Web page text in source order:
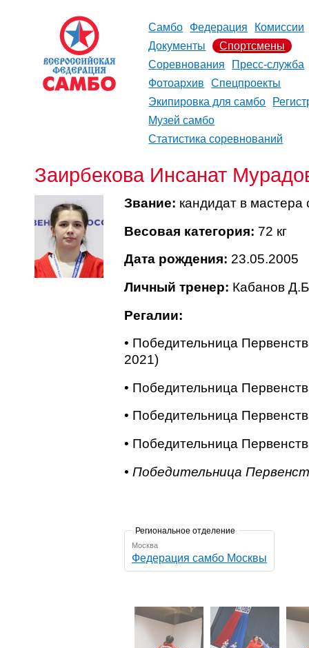
Самбо Федерация
Комиссии
Документы
Спортсмены
Соревнования
Пресс-служба
Фотоархив
Спецпроекты
Экипировка для самбо
Музей самбо
Статистика соревнований
Заирбекова Инсанат
Звание: кандидат в мастера
Весовая категория: 72 кг
Дата рождения: 23.05.2005
Личный тренер: Кабанов
Регалии:
• Победительница
2021)
• Победительница
• Победительница
• Победительница
• Победительница
Региональное отделение
Москва
Федерация самбо Москвы